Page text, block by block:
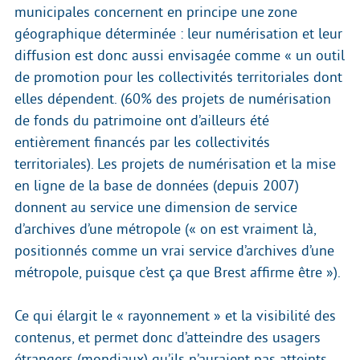
municipales concernent en principe une zone
géographique déterminée : leur numérisation et leur
diffusion est donc aussi envisagée comme « un outil
de promotion pour les collectivités territoriales dont
elles dépendent. (60% des projets de numérisation
de fonds du patrimoine ont d’ailleurs été
entièrement financés par les collectivités
territoriales). Les projets de numérisation et la mise
en ligne de la base de données (depuis 2007)
donnent au service une dimension de service
d’archives d’une métropole (« on est vraiment là,
positionnés comme un vrai service d’archives d’une
métropole, puisque c’est ça que Brest affirme être »).
Ce qui élargit le « rayonnement » et la visibilité des
contenus, et permet donc d’atteindre des usagers